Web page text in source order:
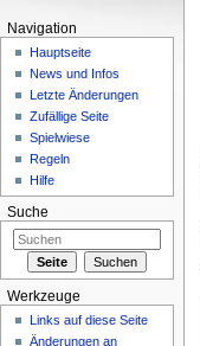
Navigation
Hauptseite
News und Infos
Letzte Änderungen
Zufällige Seite
Spielwiese
Regeln
Hilfe
Suche
Werkzeuge
Links auf diese Seite
Änderungen an